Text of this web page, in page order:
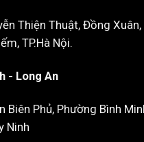
Thiện Thuật, Đồng Xuân,
TP.Hà Nội.
- Long An
Biên Phủ, Phường Bình
Ninh